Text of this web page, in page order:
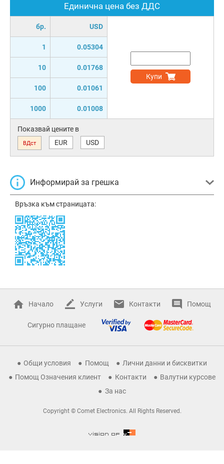
Единична цена без ДДС
бр. USD
1 0.05304
10 0.01768
100 0.01061
1000 0.01008
Купи
Показвай цените в
ВДст EUR USD
Информирай за грешка
Връзка към страницата:
Начало Услуги Контакти Помощ
Сигурно плащане
Общи условия Помощ
Лични данни и бисквитки
Помощ Означения клиент
Контакти
Валутни курсове
За нас
Copyright © Comet Electronics. All Rights Reserved.